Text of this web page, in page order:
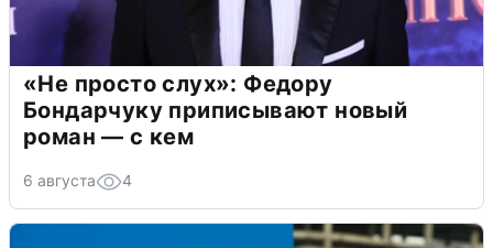
«Не просто слух»: Федору
Бондарчуку приписывают новый
роман — с кем
6 августа 4